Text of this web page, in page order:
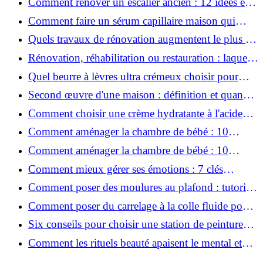
astuces faciles pas à pas
Comment faire un sérum capillaire maison qui
stimule réellement la pousse des cheveux ?
Quels travaux de rénovation augmentent le plus la
valeur d'une maison pour la revente ?
Rénovation, réhabilitation ou restauration : laquelle
convient le mieux à mon logement ?
Quel beurre à lèvres ultra crémeux choisir pour
lèvres sèches et gercées?
Second œuvre d'une maison : définition et quand
le réaliser
Comment choisir une crème hydratante à l'acide
hyaluronique et niacinamide ?
Comment aménager la chambre de bébé : 10
conseils sécurité, déco et rangement
Comment aménager la chambre de bébé : 10
conseils sécurité, déco et rangement
Comment mieux gérer ses émotions : 7 clés
pratiques
Comment poser des moulures au plafond : tutoriel
vidéo pas à pas ?
Comment poser du carrelage à la colle fluide pour
un rendu professionnel ?
Six conseils pour choisir une station de peinture
basse pression
Comment les rituels beauté apaisent le mental et